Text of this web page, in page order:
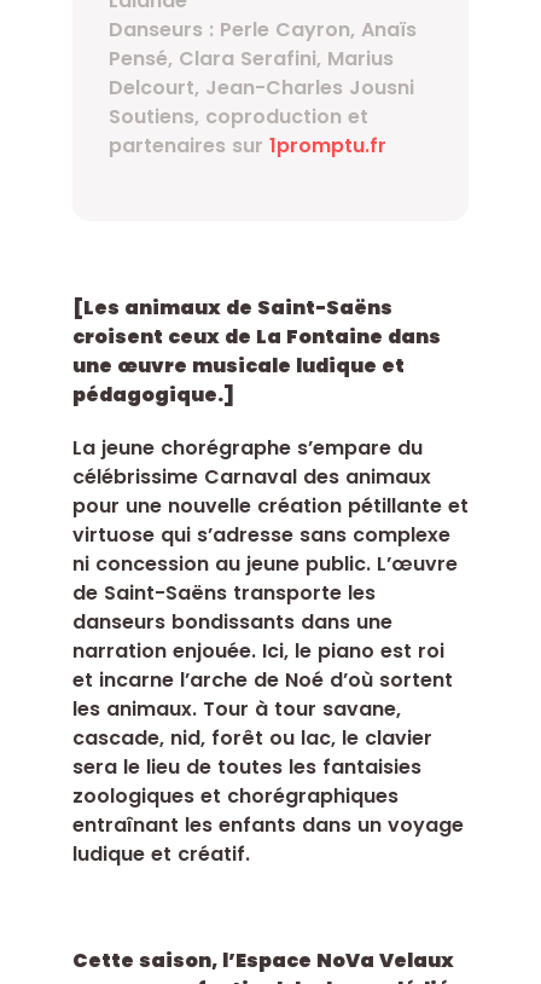
[Les animaux de Saint-Saëns
croisent ceux de La Fontaine dans
une œuvre musicale ludique et
pédagogique.]
La jeune chorégraphe s’empare du
célébrissime Carnaval des animaux
pour une nouvelle création pétillante et
virtuose qui s’adresse sans complexe
ni concession au jeune public. L’œuvre
de Saint-Saëns transporte les
danseurs bondissants dans une
narration enjouée. Ici, le piano est roi
et incarne l’arche de Noé d’où sortent
les animaux. Tour à tour savane,
cascade, nid, forêt ou lac, le clavier
sera le lieu de toutes les fantaisies
zoologiques et chorégraphiques
entraînant les enfants dans un voyage
ludique et créatif.
Cette saison, l’Espace NoVa Velaux
Danseurs : Perle Cayron, Anaïs
Pensé, Clara Serafini, Marius
Delcourt, Jean-Charles Jousni
Soutiens, coproduction et
partenaires sur 1promptu.fr